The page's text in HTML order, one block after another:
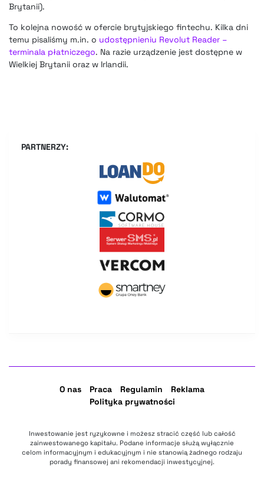
Brytanii).
To kolejna nowość w ofercie brytyjskiego fintechu. Kilka dni
temu pisaliśmy m.in. o udostępnieniu Revolut Reader –
terminala płatniczego. Na razie urządzenie jest dostępne w
Wielkiej Brytanii oraz w Irlandii.
PARTNERZY:
O nas Praca Regulamin
Reklama
Polityka prywatności
Inwestowanie jest ryzykowne i możesz stracić część lub całość
zainwestowanego kapitału. Podane informacje służą wyłącznie
celom informacyjnym i edukacyjnym i nie stanowią żadnego rodzaju
porady finansowej ani rekomendacji inwestycyjnej.